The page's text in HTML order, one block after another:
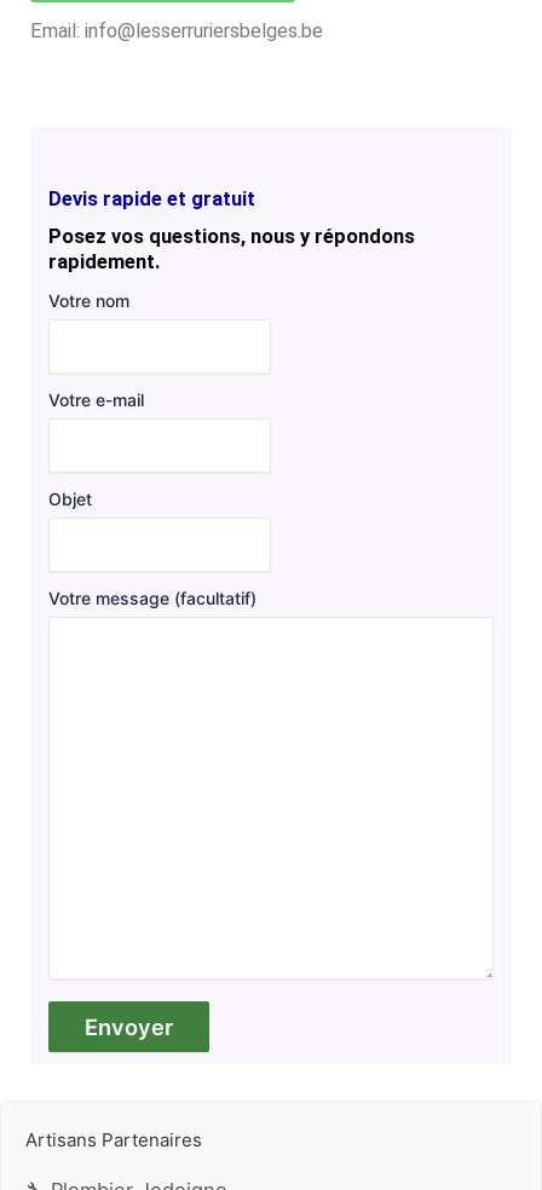
Email: info@lesserruriersbelges.be
Devis rapide et gratuit
Posez vos questions, nous y répondons
rapidement.
Votre nom
Votre e-mail
Objet
Votre message (facultatif)
Artisans Partenaires